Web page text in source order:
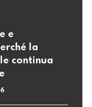
e
la
continua